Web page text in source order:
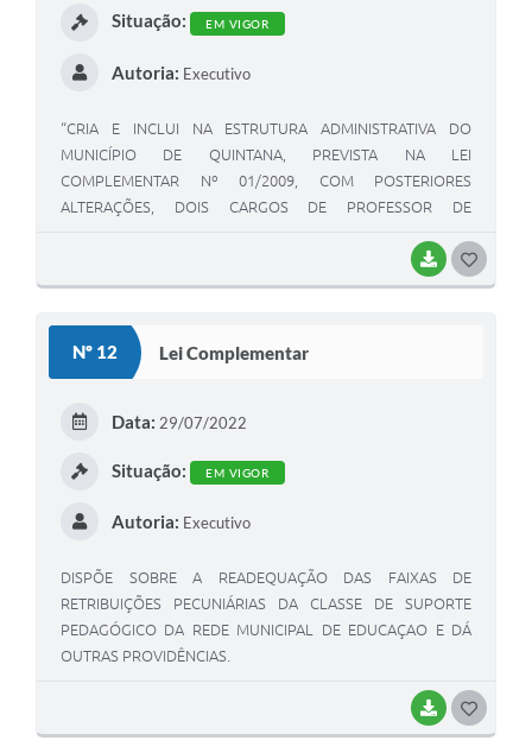
BAIXAR
Situação: EM VIGOR
Autoria: Executivo
“CRIA E INCLUI NA ESTRUTURA ADMINISTRATIVA DO
MUNICÍPIO DE QUINTANA, PREVISTA NA LEI
COMPLEMENTAR Nº 01/2009, COM POSTERIORES
ALTERAÇÕES, DOIS CARGOS DE PROFESSOR DE
Nº 12 Lei Complementar
BAIXAR
Data: 29/07/2022
Situação: EM VIGOR
Autoria: Executivo
DISPÕE SOBRE A READEQUAÇÃO DAS FAIXAS DE
RETRIBUIÇÕES PECUNIÁRIAS DA CLASSE DE SUPORTE
PEDAGÓGICO DA REDE MUNICIPAL DE EDUCAÇAO E DÁ
OUTRAS PROVIDÊNCIAS.